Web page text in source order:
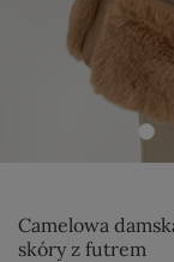
Camelowa
skóry z futrem